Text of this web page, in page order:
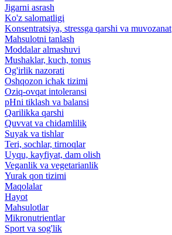
Jigarni asrash
Ko'z salomatligi
Konsentratsiya, stressga qarshi va muvozanat
Mahsulotni tanlash
Moddalar almashuvi
Mushaklar, kuch, tonus
Og'irlik nazorati
Oshqozon ichak tizimi
Oziq-ovqat intoleransi
pHni tiklash va balansi
Qarilikka qarshi
Quvvat va chidamlilik
Suyak va tishlar
Teri, sochlar, tirnoqlar
Uyqu, kayfiyat, dam olish
Veganlik va vegetarianlik
Yurak qon tizimi
Maqolalar
Hayot
Mahsulotlar
Mikronutrientlar
Sport va sog'lik